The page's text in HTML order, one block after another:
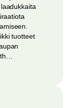
tuotteet